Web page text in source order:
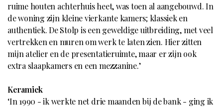
ruime houten achterhuis heet, was toen al aangebouwd. In
de woning zijn kleine vierkante kamers; klassiek en
authentiek. De Stolp is een geweldige uitbreiding, met veel
vertrekken en muren om werk te laten zien. Hier zitten
mijn atelier en de presentatieruimte, maar er zijn ook
extra slaapkamers en een mezzanine.’
Keramiek
‘In 1990 - ik werkte net drie maanden bij de bank - ging ik